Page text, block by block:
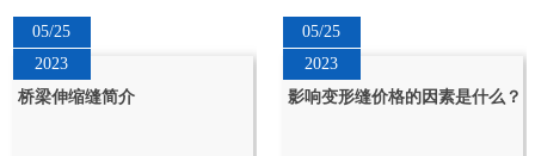
05/25
2023
桥梁伸缩缝简介
05/25
2023
影响变形缝价格的因素是什么？